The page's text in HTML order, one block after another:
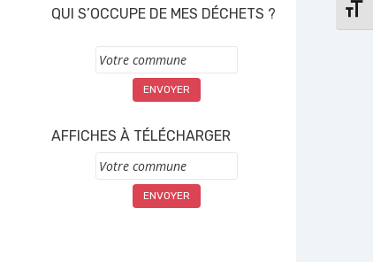
QUI S’OCCUPE DE MES DÉCHETS ?
Commune
AFFICHES À TÉLÉCHARGER
Commune